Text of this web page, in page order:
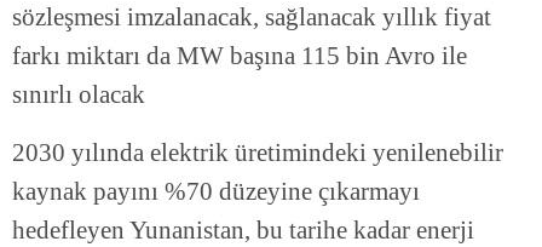
sözleşmesi imzalanacak, sağlanacak yıllık fiyat
farkı miktarı da MW başına 115 bin Avro ile
sınırlı olacak
2030 yılında elektrik üretimindeki yenilenebilir
kaynak payını %70 düzeyine çıkarmayı
hedefleyen Yunanistan, bu tarihe kadar enerji